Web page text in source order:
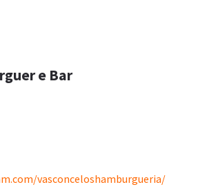
e Bar
vasconceloshamburgueria/